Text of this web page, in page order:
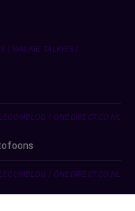
| WALKIE TALKIES |
| ONEDIRECT.CO.NL
| ONEDIRECT.CO.NL